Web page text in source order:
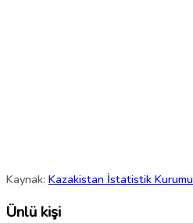
Kaynak: Kazakistan İstatistik Kurumu
Ünlü kişi